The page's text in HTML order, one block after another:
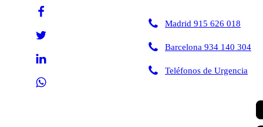
Madrid 915 626 018
Barcelona 934 140 304
Teléfonos de Urgencia